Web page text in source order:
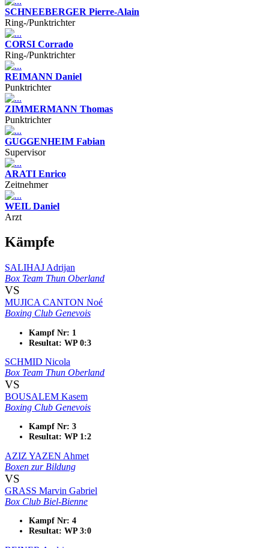
SCHNEEBERGER Pierre-Alain
Ring-/Punktrichter
CORSI Corrado
Ring-/Punktrichter
REIMANN Daniel
Punktrichter
ZIMMERMANN Thomas
Punktrichter
GUGGENHEIM Fabian
Supervisor
ARATI Enrico
Zeitnehmer
WEIL Daniel
Arzt
Kämpfe
SALIHAJ Adrijan
Box Team Thun Oberland
VS
MUJICA CANTON Noé
Boxing Club Genevois
Kampf Nr: 1
Resultat: WP 0:3
SCHMID Nicola
Box Team Thun Oberland
VS
BOUSALEM Kasem
Boxing Club Genevois
Kampf Nr: 3
Resultat: WP 1:2
AZIZ YAZEN Ahmet
Boxen zur Bildung
VS
GRASS Marvin Gabriel
Box Club Biel-Bienne
Kampf Nr: 4
Resultat: WP 3:0